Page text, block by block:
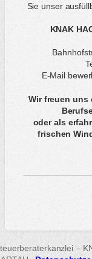
Sie unser
KNAK
E-Mail
Wir freuen uns
oder als
frischen
–